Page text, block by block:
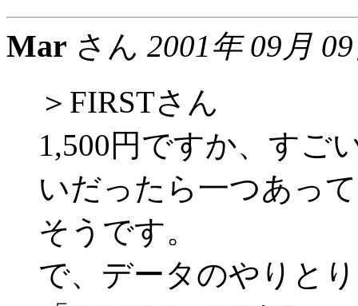
Mar さん 2001年 09月
＞FIRSTさん
1,500円ですか、すご
いだったら一つあっ
そうです。
で、データのやりと